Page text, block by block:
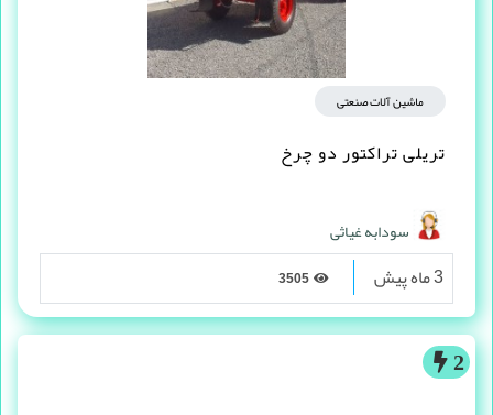
ماشین آلات صنعتی
تریلی تراکتور دو چرخ
سودابه غیاثی
3 ماه پیش
2